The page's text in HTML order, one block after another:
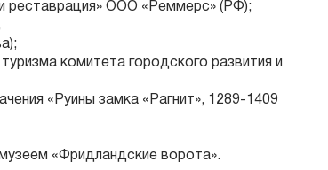
реставрация» ООО «Реммерс» (РФ);
комитета городского развития и
«Руины замка «Рагнит», 1289-1409
«Фридландские ворота».